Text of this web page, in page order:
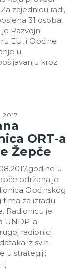
zajednicu radi,
31 osoba.
Razvojni
EU, i Općine
u
kroz
ORT-a
Žepče
u
održana je
Općinskog
tima za izradu
Radionicu je
UNDP-a
radionici
iz svih
u strategiji;